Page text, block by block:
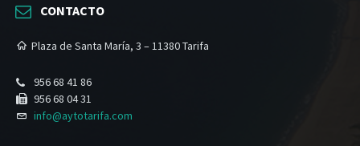
CONTACTO
Plaza de Santa María, 3 – 11380 Tarifa
956 68 41 86
956 68 04 31
info@aytotarifa.com